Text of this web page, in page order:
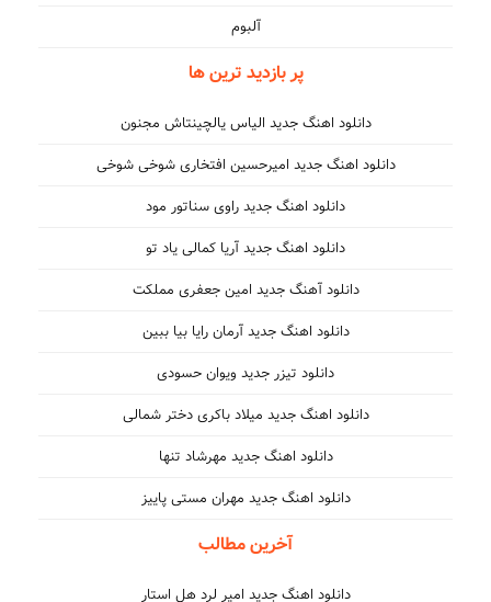
آلبوم
پر بازدید ترین ها
دانلود اهنگ جدید الیاس یالچینتاش مجنون
دانلود اهنگ جدید امیرحسین افتخاری شوخی شوخی
دانلود اهنگ جدید راوی سناتور مود
دانلود اهنگ جدید آریا کمالی یاد تو
دانلود آهنگ جدید امین جعفری مملکت
دانلود اهنگ جدید آرمان رایا بیا ببین
دانلود تیزر جدید ویوان حسودی
دانلود اهنگ جدید میلاد باکری دختر شمالی
دانلود اهنگ جدید مهرشاد تنها
دانلود اهنگ جدید مهران مستی پاییز
آخرین مطالب
دانلود اهنگ جدید امیر لرد هل استار